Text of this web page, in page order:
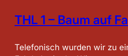
THL 1 – Baum auf
Telefonisch wurden wir zu